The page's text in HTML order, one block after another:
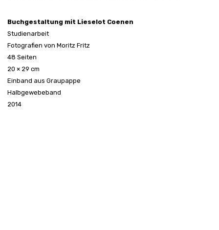
Buchgestaltung mit Lieselot Coenen
Studienarbeit
Fotografien von Moritz Fritz
48 Seiten
20 × 29 cm
Einband aus Graupappe
Halbgewebeband
2014